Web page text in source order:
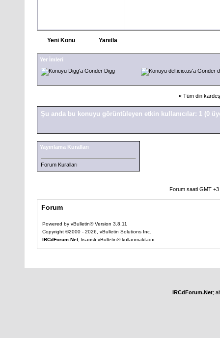
Yeni Konu Yanıtla
Yer İmleri
Digg
« Tüm din
Şu anda bu konuyu görüntüleyen etkin kullanıcılar: 1 (0
Yayınlama Kuralları
Forum Kuralları
Forum saati GMT
Forum
Powered by vBulletin® Version 3.8.11
Copyright ©2000 - 2026, vBulletin Solutions Inc.
IRCdForum.Net, lisanslı vBulletin® kullanmaktadır.
IRCdForum.Net;